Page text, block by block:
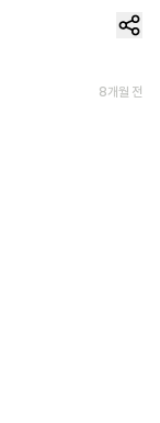
8개월 전